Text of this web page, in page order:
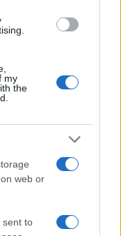
my
the
web or
sent to
coperture,
il